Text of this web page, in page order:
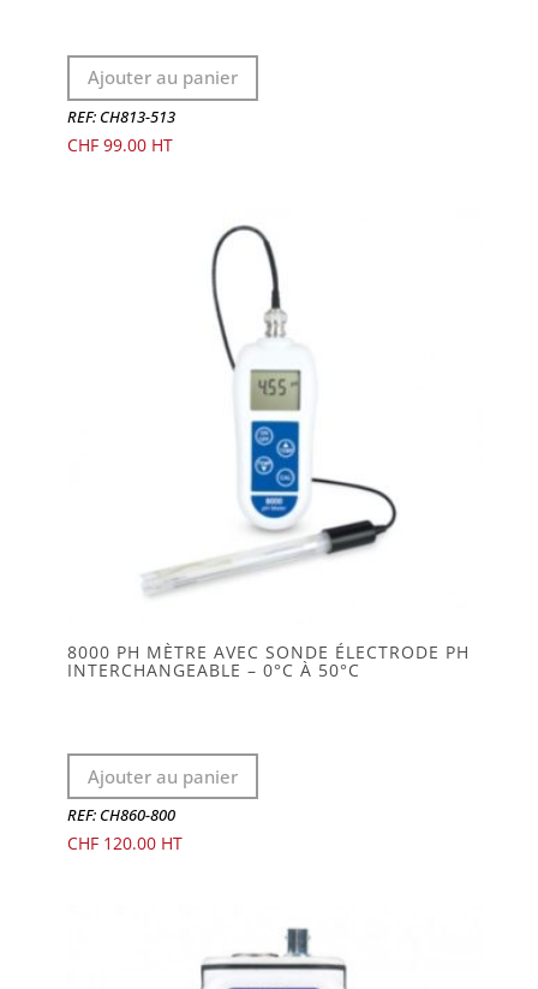
Ajouter au panier
REF: CH813-513
CHF99.00
8000 PH MÈTRE AVEC SONDE ÉLECTRODE PH
INTERCHANGEABLE – 0°C À 50°C
Ajouter au panier
REF: CH860-800
CHF120.00